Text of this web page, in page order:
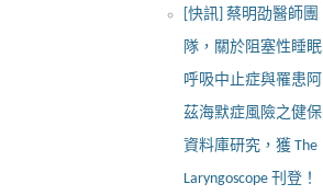
[快訊] 蔡明劭醫師團
隊，關於阻塞性睡眠
呼吸中止症與罹患阿
茲海默症風險之健保
資料庫研究，獲 The
Laryngoscope 刊登！